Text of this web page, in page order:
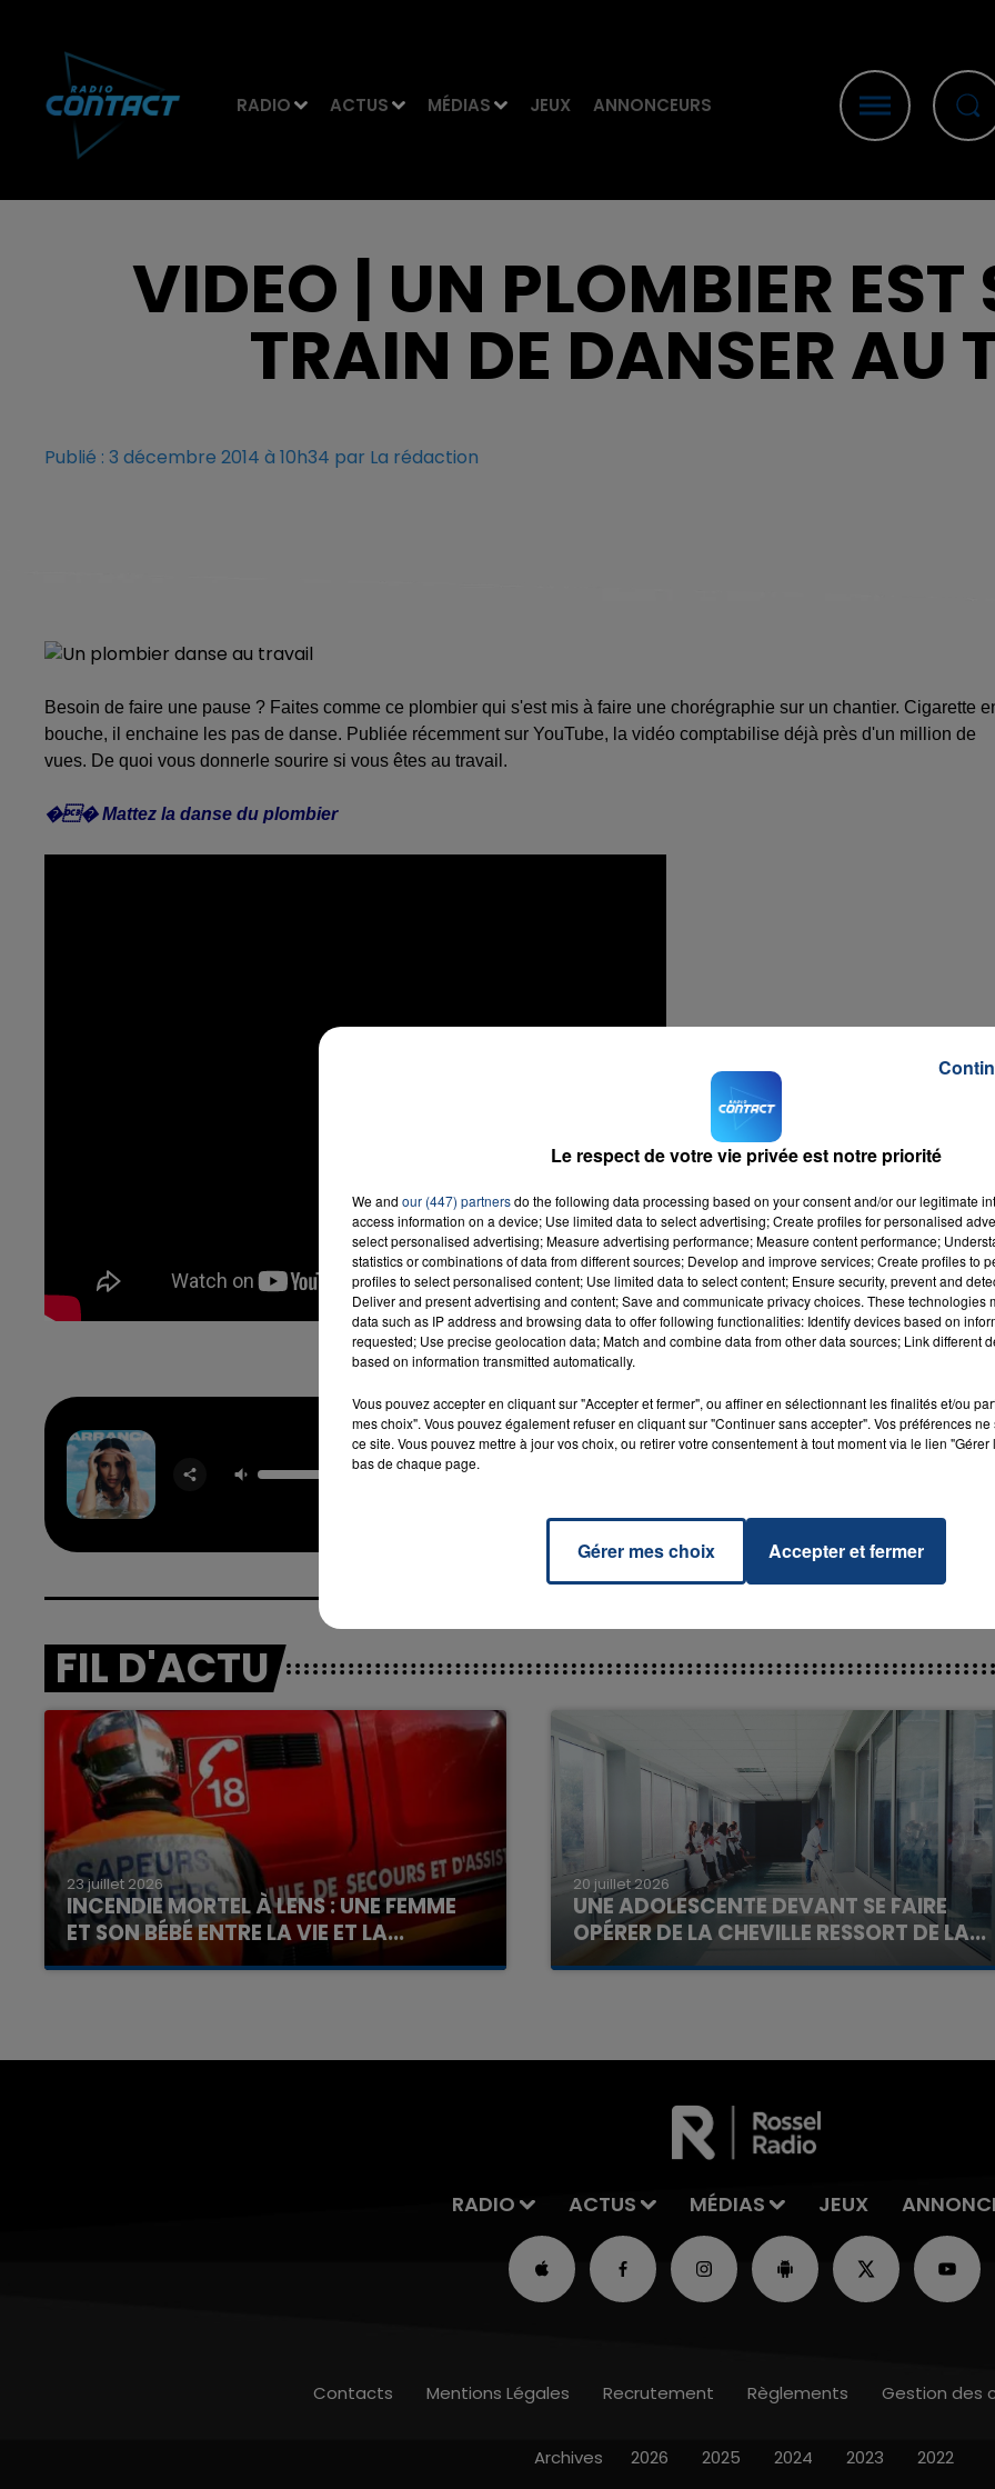
RADIO ACTUS MÉDIAS JEUX ANNONCEURS
VIDEO | UN PLOMBIER EST
TRAIN DE DANSER AU
Publié : 3 décembre 2014 à 10h34 par La rédaction
Besoin de faire une pause ? Faites comme ce plombier qui s'est mis à faire une chorégraphie sur un chantier. Cigarette
bouche, il enchaine les pas de danse. Publiée récemment sur YouTube, la vidéo comptabilise déjà près d'un million de
vues. De quoi vous donnerle sourire si vous êtes au travail.
�� Mattez la danse du plombier
Arranca
FIL D'ACTU
23 juillet 2026
INCENDIE MORTEL À LENS : UNE FEMME
ET SON BÉBÉ ENTRE LA VIE ET LA...
Un homme s'est immolé par le feu après avoir
20 juillet 2026
UNE ADOLESCENTE DEVANT SE FAIRE
OPÉRER DE LA CHEVILLE RESSORT DE LA...
La famille a porté plainte contre la clinique qui a
La Team de l'été
RADIO ACTUS MÉDIAS JEUX
Contacts Mentions Légales Recrutement Règlements Gestion des
Archives 2026 2025 2024 2023 2022
Le respect de votre vie privée est notre priorité
We and our (447) partnersdo the following data processing based on your consent and/or our legitimate
access information on a device; Use limited data to select advertising; Create profiles for personalised
select personalised advertising; Measure advertising performance; Measure content performance;
statistics or combinations of data from different sources; Develop and improve services; Create profiles to
profiles to select personalised content; Use limited data to select content; Ensure security, prevent and
Deliver and present advertising and content; Save and communicate privacy choices. These technologies
data such as IP address and browsing data to offer following functionalities: Identify devices based on
requested; Use precise geolocation data; Match and combine data from other data sources; Link different
based on information transmitted automatically.
Vous pouvez accepter en cliquant sur "Accepter et fermer", ou affiner en sélectionnant les finalités et/ou
mes choix". Vous pouvez également refuser en cliquant sur "Continuer sans accepter". Vos préférences
ce site. Vous pouvez mettre à jour vos choix, ou retirer votre consentement à tout moment via le lien
bas de chaque page.
Gérer mes choix Accepter et fermer